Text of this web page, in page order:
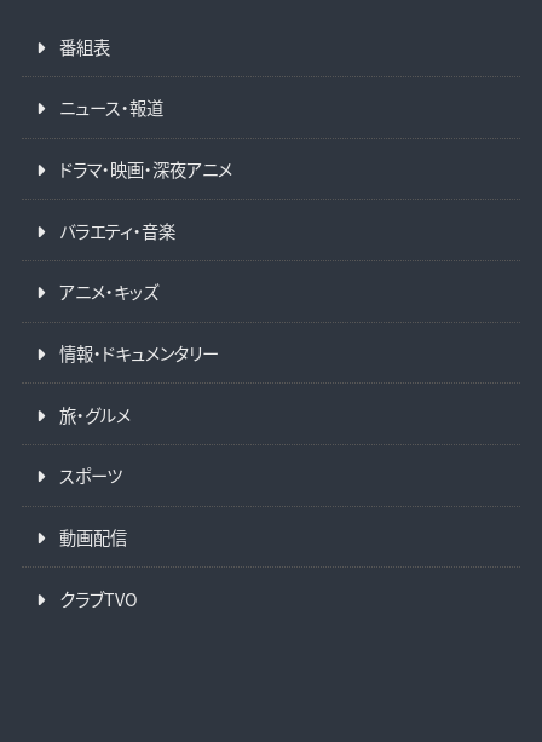
番組表
ニュース・報道
ドラマ・映画・深夜アニメ
バラエティ・音楽
アニメ・キッズ
情報・ドキュメンタリー
旅・グルメ
スポーツ
動画配信
クラブTVO